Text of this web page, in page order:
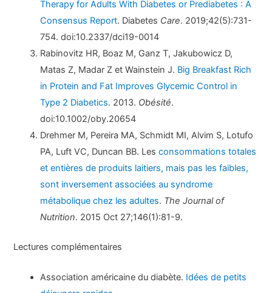
Therapy for Adults With Diabetes or Prediabetes : A
Consensus Report. Diabetes Care. 2019;42(5):731-
754. doi:10.2337/dci19-0014
Rabinovitz HR, Boaz M, Ganz T, Jakubowicz D,
Matas Z, Madar Z et Wainstein J. Big Breakfast Rich
in Protein and Fat Improves Glycemic Control in
Type 2 Diabetics. 2013. Obésité.
doi:10.1002/oby.20654
Drehmer M, Pereira MA, Schmidt MI, Alvim S, Lotufo
PA, Luft VC, Duncan BB. Lesconsommations totales
et entières de produits laitiers, mais pas les faibles,
sont inversement associées au syndrome
métabolique chez les adultes. The Journal of
Nutrition. 2015 Oct 27;146(1):81-9.
Lectures complémentaires
Association américaine du diabète. Idées de petits